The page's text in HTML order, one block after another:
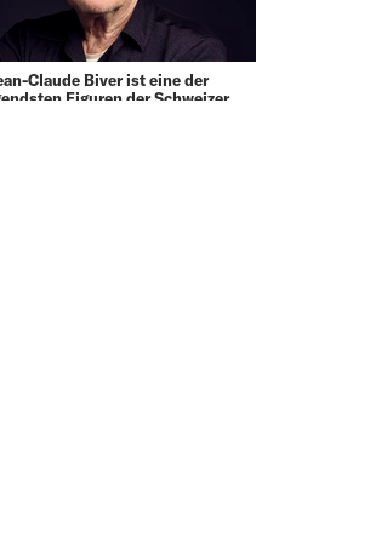
Claude Biver ist eine der
Figuren der Schweizer